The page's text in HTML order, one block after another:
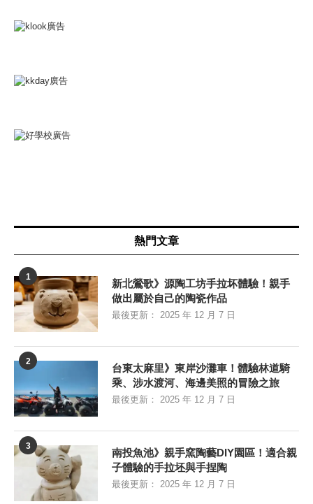
熱門文章
1
新北鶯歌》源陶工坊手拉坏體驗！親手
做出屬於自己的陶瓷作品
最後更新： 2025 年 12 月 7 日
2
台東太麻里》東岸沙灘車！體驗林道騎
乘、涉水渡河、海邊美照的冒險之旅
最後更新： 2025 年 12 月 7 日
3
南投魚池》親手窯陶藝DIY園區！適合親
子體驗的手拉坯與手捏陶
最後更新： 2025 年 12 月 7 日